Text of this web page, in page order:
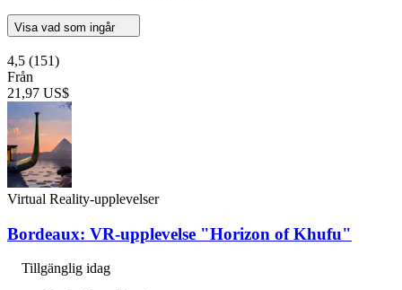
Visa vad som ingår
4,5 (151)
Från
21,97 US$
Virtual Reality-upplevelser
Bordeaux: VR-upplevelse "Horizon of Khufu"
Tillgänglig idag